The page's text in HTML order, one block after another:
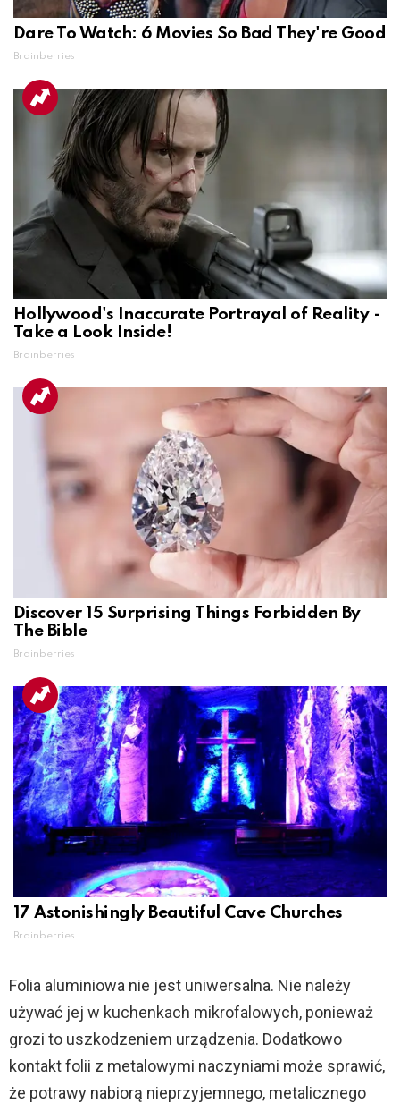
Dare To Watch: 6 Movies So Bad They're Good
Brainberries
Hollywood's Inaccurate Portrayal of Reality -
Take a Look Inside!
Brainberries
Discover 15 Surprising Things Forbidden By
The Bible
Brainberries
17 Astonishingly Beautiful Cave Churches
Brainberries
Folia aluminiowa nie jest uniwersalna. Nie należy
używać jej w kuchenkach mikrofalowych, ponieważ
grozi to uszkodzeniem urządzenia. Dodatkowo
kontakt folii z metalowymi naczyniami może sprawić,
że potrawy nabiorą nieprzyjemnego, metalicznego